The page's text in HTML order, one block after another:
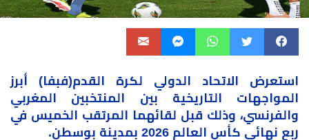
استعرض الاتحاد الدولي لكرة القدم(فبفا) أبرز
المواجهات التاريخية بين المنتخبين المغربي
والفرنسي، وذلك قبل لقائهما المرتقب الخميس في
ربع نهائي كأس العالم 2026 بمدينة بوسطن.